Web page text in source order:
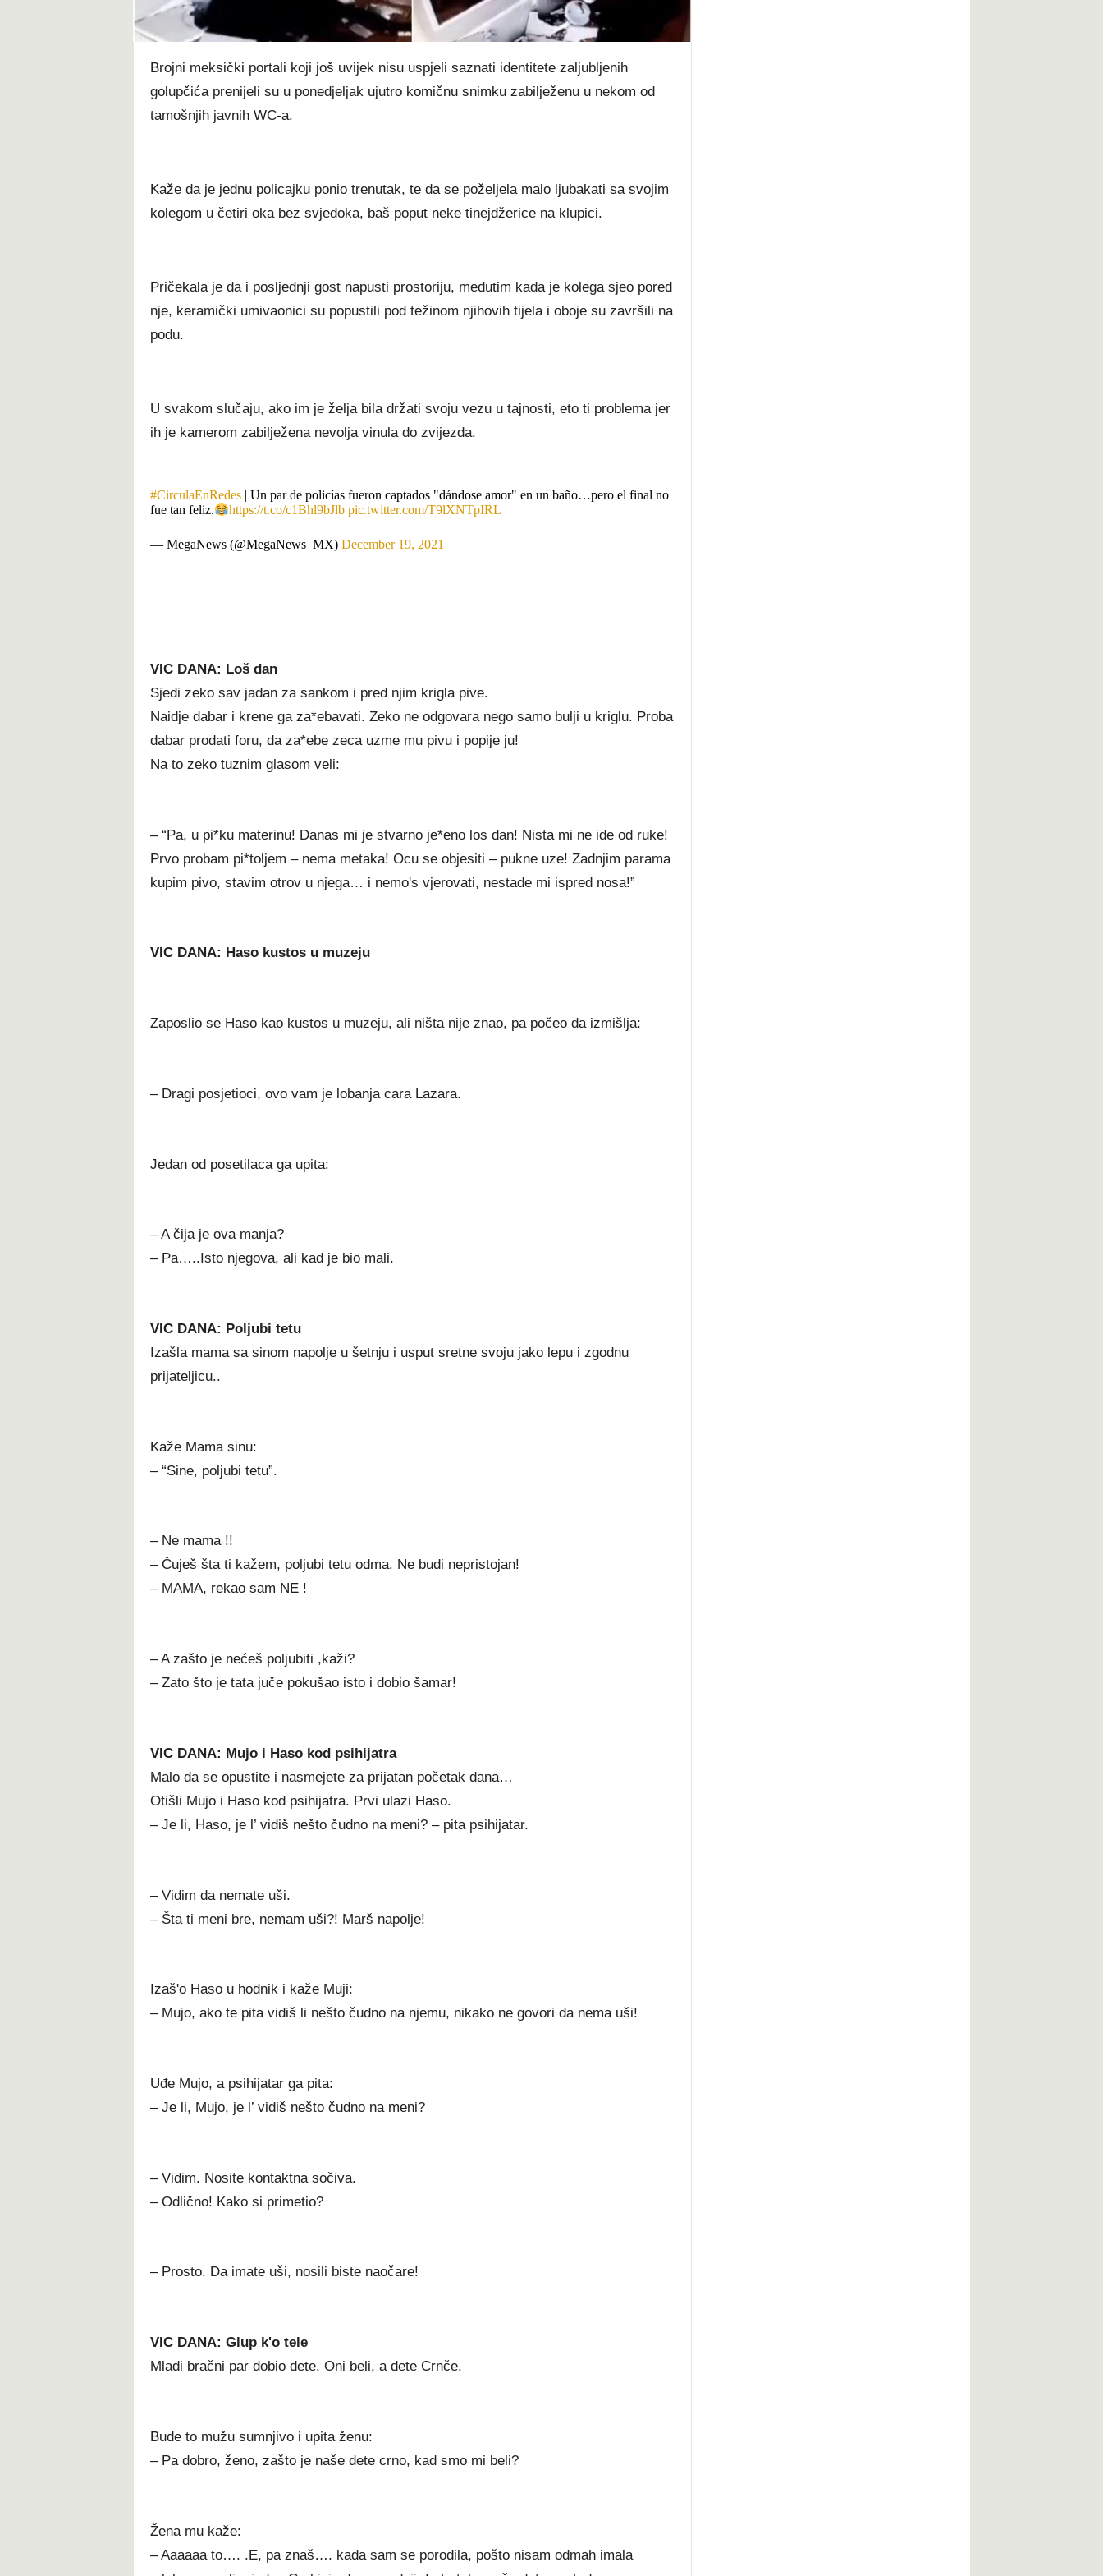
Brojni meksički portali koji još uvijek nisu uspjeli saznati identitete zaljubljenih
golupčića prenijeli su u ponedjeljak ujutro komičnu snimku zabilježenu u nekom od
tamošnjih javnih WC-a.
Kaže da je jednu policajku ponio trenutak, te da se poželjela malo ljubakati sa svojim
kolegom u četiri oka bez svjedoka, baš poput neke tinejdžerice na klupici.
Pričekala je da i posljednji gost napusti prostoriju, međutim kada je kolega sjeo pored
nje, keramički umivaonici su popustili pod težinom njihovih tijela i oboje su završili na
podu.
U svakom slučaju, ako im je želja bila držati svoju vezu u tajnosti, eto ti problema jer
ih je kamerom zabilježena nevolja vinula do zvijezda.
#CirculaEnRedes| Un par de policías fueron captados "dándose amor" en un baño…pero el final no
fue tan feliz.
https://t.co/c1Bhl9bJlb pic.twitter.com/T9lXNTpIRL
— MegaNews (@MegaNews_MX) December 19, 2021
VIC DANA: Loš dan
Sjedi zeko sav jadan za sankom i pred njim krigla pive.
Naidje dabar i krene ga za*ebavati. Zeko ne odgovara nego samo bulji u kriglu. Proba
dabar prodati foru, da za*ebe zeca uzme mu pivu i popije ju!
Na to zeko tuznim glasom veli:
– “Pa, u pi*ku materinu! Danas mi je stvarno je*eno los dan! Nista mi ne ide od ruke!
Prvo probam pi*toljem – nema metaka! Ocu se objesiti – pukne uze! Zadnjim parama
kupim pivo, stavim otrov u njega… i nemo's vjerovati, nestade mi ispred nosa!”
VIC DANA: Haso kustos u muzeju
Zaposlio se Haso kao kustos u muzeju, ali ništa nije znao, pa počeo da izmišlja:
– Dragi posjetioci, ovo vam je lobanja cara Lazara.
Jedan od posetilaca ga upita:
– A čija je ova manja?
– Pa…..Isto njegova, ali kad je bio mali.
VIC DANA: Poljubi tetu
Izašla mama sa sinom napolje u šetnju i usput sretne svoju jako lepu i zgodnu
prijateljicu..
Kaže Mama sinu:
– “Sine, poljubi tetu”.
– Ne mama !!
– Čuješ šta ti kažem, poljubi tetu odma. Ne budi nepristojan!
– MAMA, rekao sam NE !
– A zašto je nećeš poljubiti ,kaži?
– Zato što je tata juče pokušao isto i dobio šamar!
VIC DANA: Mujo i Haso kod psihijatra
Malo da se opustite i nasmejete za prijatan početak dana…
Otišli Mujo i Haso kod psihijatra. Prvi ulazi Haso.
– Je li, Haso, je l’ vidiš nešto čudno na meni? – pita psihijatar.
– Vidim da nemate uši.
– Šta ti meni bre, nemam uši?! Marš napolje!
Izaš'o Haso u hodnik i kaže Muji:
– Mujo, ako te pita vidiš li nešto čudno na njemu, nikako ne govori da nema uši!
Uđe Mujo, a psihijatar ga pita:
– Je li, Mujo, je l’ vidiš nešto čudno na meni?
– Vidim. Nosite kontaktna sočiva.
– Odlično! Kako si primetio?
– Prosto. Da imate uši, nosili biste naočare!
VIC DANA: Glup k'o tele
Mladi bračni par dobio dete. Oni beli, a dete Crnče.
Bude to mužu sumnjivo i upita ženu:
– Pa dobro, ženo, zašto je naše dete crno, kad smo mi beli?
Žena mu kaže:
– Aaaaaa to…. .E, pa znaš…. kada sam se porodila, pošto nisam odmah imala